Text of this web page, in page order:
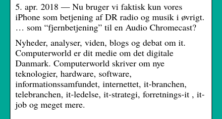
5. apr. 2018 — Nu bruger vi faktisk kun vores
iPhone som betjening af DR radio og musik i øvrigt.
… som “fjernbetjening” til en Audio Chromecast?
Nyheder, analyser, viden, blogs og debat om it.
Computerworld er dit medie om det digitale
Danmark. Computerworld skriver om nye
teknologier, hardware, software,
informationssamfundet, internettet, it-branchen,
telebranchen, it-ledelse, it-strategi, forretnings-it , it-
job og meget mere.